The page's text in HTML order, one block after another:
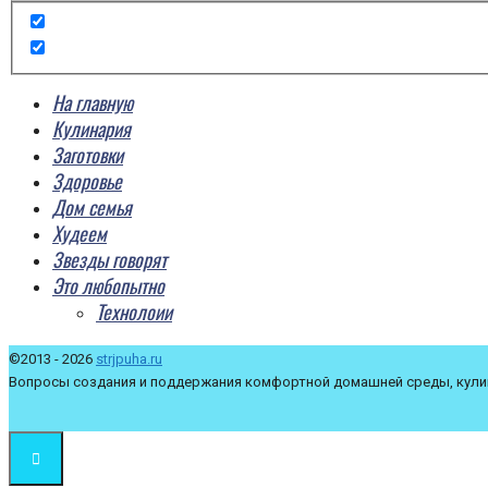
На главную
Кулинария
Заготовки
Здоровье
Дом семья
Худеем
Звезды говорят
Это любопытно
Технолоии
©2013 - 2026 strjpuha.ru
Вопросы создания и поддержания комфортной домашней среды,